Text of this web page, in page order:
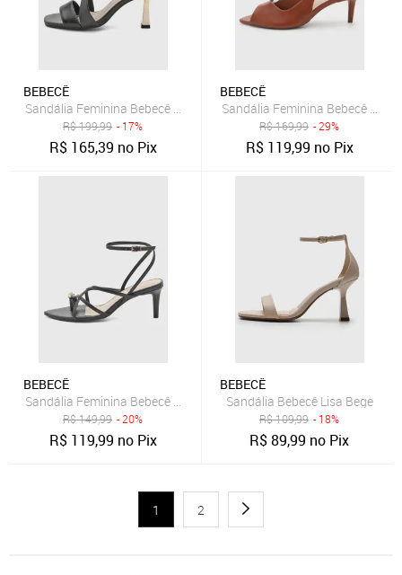
BEBECÊ
Sandália Feminina Bebecê Salto Bloco Sintético Preta
R$199,99 - 17%
R$ 165,39 no Pix
BEBECÊ
Sandália Feminina Bebecê
R$169,99 - 29%
R$ 119,99 no Pix
BEBECÊ
Sandália Feminina Bebecê Salto Médio Tiras Preta
R$149,99 - 20%
R$ 119,99 no Pix
BEBECÊ
Sandália Bebecê Lisa Bege
R$109,99 - 18%
R$89,99 no Pix
1 2